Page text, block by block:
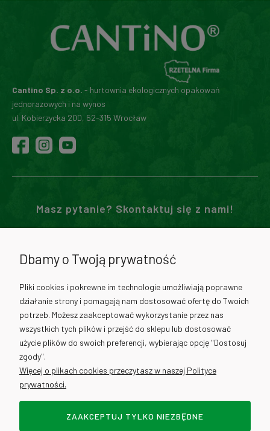
Cantino Sp. z o.o. - hurtownia ekologicznych opakowań
jednorazowych i na wynos
ul. Kobierzycka 20D, 52-315 Wrocław
Masz pytanie? Skontaktuj się z nami!
730 012 317
info@cantino.pl
Dbamy o Twoją prywatność
Pliki cookies i pokrewne im technologie umożliwiają poprawne
działanie strony i pomagają nam dostosować ofertę do Twoich
potrzeb. Możesz zaakceptować wykorzystanie przez nas
wszystkich tych plików i przejść do sklepu lub dostosować
użycie plików do swoich preferencji, wybierając opcję "Dostosuj
zgody".
Więcej o plikach cookies przeczytasz w naszej Polityce
prywatności.
ZAAKCEPTUJ TYLKO NIEZBĘDNE